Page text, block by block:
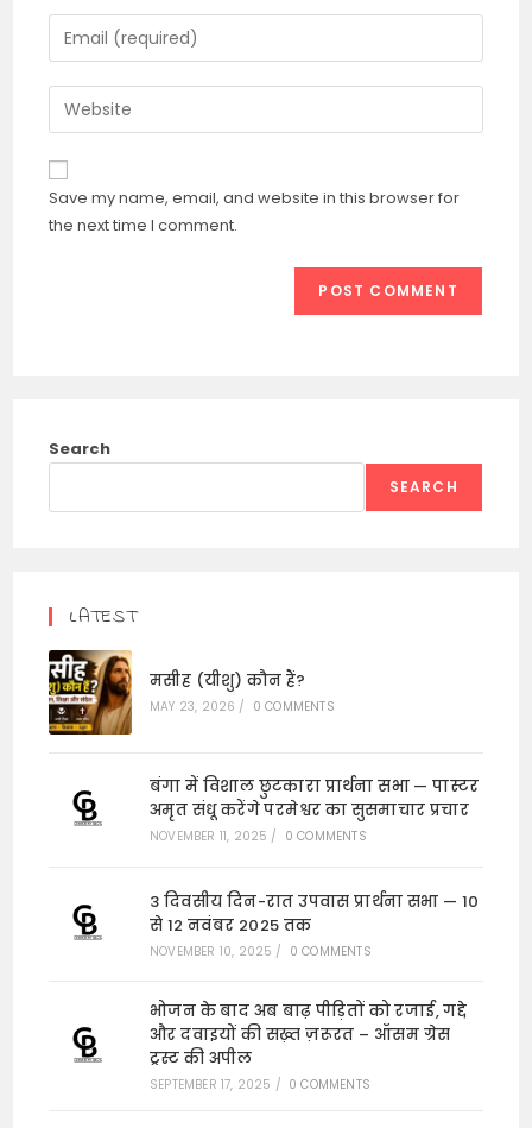
name
or
to
comment
Enter
your
email
address
comment
Enter
your
website
URL
(optional)
Save my name, email, and website in this browser for
the next time I comment.
Search
SEARCH
LATEST
मसीह (यीशु) कौन हैं?
MAY 23, 2026 / 0 COMMENTS
बंगा में विशाल छुटकारा प्रार्थना सभा — पास्टर
अमृत संधू करेंगे परमेश्वर का सुसमाचार प्रचार
NOVEMBER 11, 2025 / 0 COMMENTS
3 दिवसीय दिन-रात उपवास प्रार्थना सभा — 10
से 12 नवंबर 2025 तक
NOVEMBER 10, 2025 / 0 COMMENTS
भोजन के बाद अब बाढ़ पीड़ितों को रजाई, गद्दे
और दवाइयों की सख़्त ज़रूरत – ऑसम ग्रेस
ट्रस्ट की अपील
SEPTEMBER 17, 2025 / 0 COMMENTS